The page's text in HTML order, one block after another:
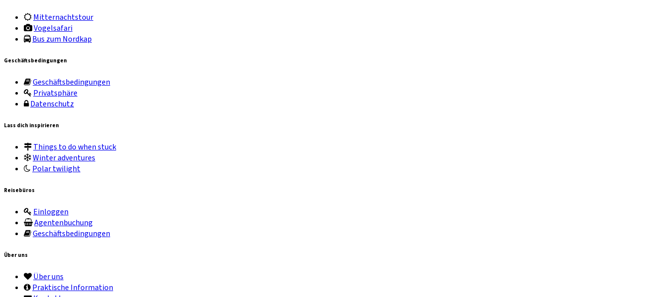
Mitternachtstour
Vogelsafari
Bus zum Nordkap
Geschäftsbedingungen
Geschäftsbedingungen
Privatsphäre
Datenschutz
Lass dich inspirieren
Things to do when stuck
Winter adventures
Polar twilight
Reisebüros
Einloggen
Agentenbuchung
Geschäftsbedingungen
Über uns
Über uns
Praktische Information